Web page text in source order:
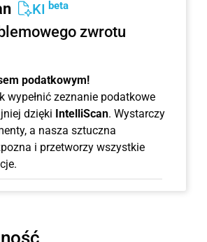
KI beta
zwrotu
podatkowym!
wypełnić zeznanie podatkowe
dzięki IntelliScan. Wystarczy
a nasza sztuczna
i przetworzy wszystkie